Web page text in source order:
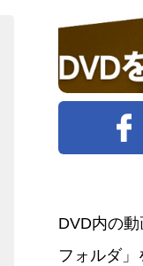
DVD内の
フォルダ」